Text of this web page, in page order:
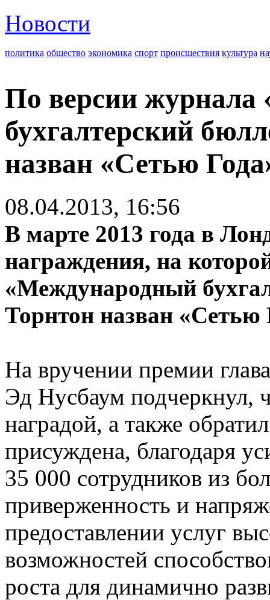
Новости
политика общество экономика спорт происшествия культура
По версии
бухгалтерский
назван «Сетью
08.04.2013, 16:56
В марте 2013 года в
награждения, на
«Международный
Торнтон назван «Сетью
На вручении премии
Эд Нусбаум подчеркнул,
наградой, а также
присуждена, благодаря
35 000 сотрудников из
приверженность и
предоставлении услуг
возможностей
роста для динамично